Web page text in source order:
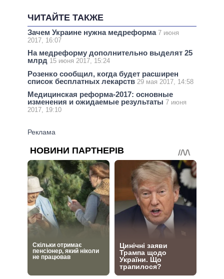
ЧИТАЙТЕ ТАКЖЕ
Зачем Украине нужна медреформа 7 июня
2017, 16:07
На медреформу дополнительно выделят 25
млрд 15 июня 2017, 15:24
Розенко сообщил, когда будет расширен
список бесплатных лекарств 29 мая 2017, 14:58
Медицинская реформа-2017: основные
изменения и ожидаемые результаты 7 июня
2017, 19:10